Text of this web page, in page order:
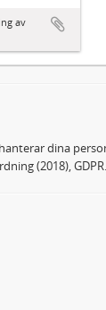
av
dina
(2018), GDPR.